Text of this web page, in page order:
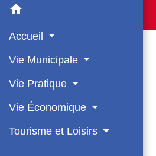
home
Accueil
Vie Municipale
Vie Pratique
Vie Économique
Tourisme et Loisirs